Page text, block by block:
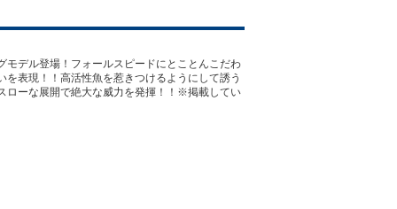
デル登場！フォールスピードにとことんこだわ
表現！！高活性魚を惹きつけるようにして誘う
ローな展開で絶大な威力を発揮！！※掲載してい